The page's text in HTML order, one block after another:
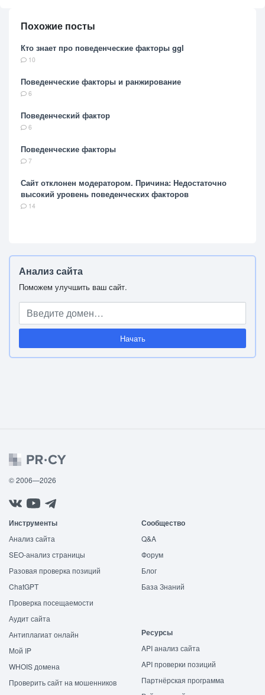
Похожие посты
Кто знает про поведенческие факторы ggl
10
Поведенческие факторы и ранжирование
6
Поведенческий фактор
6
Поведенческие факторы
7
Сайт отклонен модератором. Причина: Недостаточно
высокий уровень поведенческих факторов
14
Анализ сайта
Поможем улучшить ваш сайт.
Начать
© 2006—2026
Инструменты
Анализ сайта
SEO-анализ страницы
Разовая проверка позиций
ChatGPT
Проверка посещаемости
Аудит сайта
Антиплагиат онлайн
Мой IP
WHOIS домена
Проверить сайт на мошенников
Сообщество
Q&A
Форум
Блог
База Знаний
Ресурсы
API анализ сайта
API проверки позиций
Партнёрская программа